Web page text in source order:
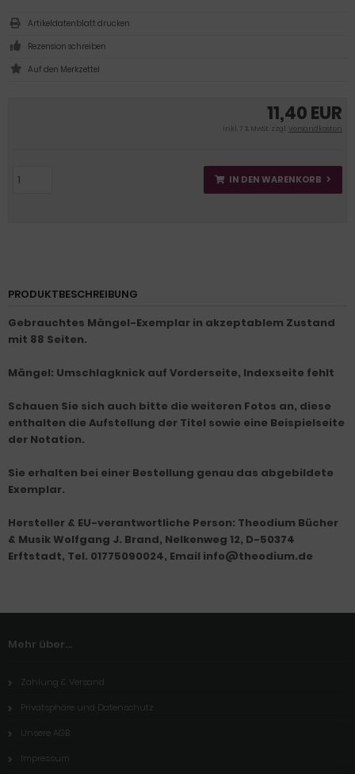
11,40 EUR
inkl. 7 % MwSt. zzgl.Versandkosten
IN DEN WARENKORB
Artikeldatenblatt drucken
Rezension schreiben
PRODUKTBESCHREIBUNG
Gebrauchtes Mängel-Exemplar in akzeptablem Zustand
mit 88 Seiten.
Mängel: Umschlagknick auf Vorderseite, Indexseite fehlt
Schauen Sie sich auch bitte die weiteren Fotos an, diese
enthalten die Aufstellung der Titel sowie eine Beispielseite
der Notation.
Sie erhalten bei einer Bestellung genau das abgebildete
Exemplar.
Hersteller & EU-verantwortliche Person: Theodium Bücher
& Musik Wolfgang J. Brand, Nelkenweg 12, D-50374
Erftstadt, Tel. 01775090024, Email info@theodium.de
Mehr über...
Zahlung & Versand
Privatsphäre und Datenschutz
Unsere AGB
Impressum